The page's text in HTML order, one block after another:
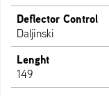
Deflector Control
Daljinski
Lenght
149